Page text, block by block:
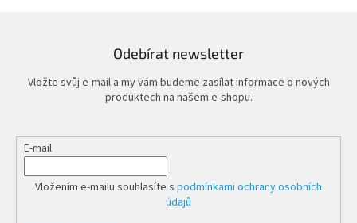
Odebírat newsletter
Vložte svůj e-mail a my vám budeme zasílat informace o nových
produktech na našem e-shopu.
E-mail
Vložením e-mailu souhlasíte s podmínkami ochrany osobních
údajů